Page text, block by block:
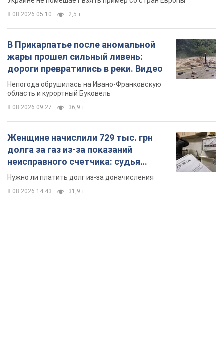
8.08.2026 05:10 2,5 т.
В Прикарпатье после аномальной
жары прошел сильный ливень:
дороги превратились в реки. Видео
Непогода обрушилась на Ивано-Франковскую
область и курортный Буковель
8.08.2026 09:27 36,9 т.
Женщине начислили 729 тыс. грн
долга за газ из-за показаний
неисправного счетчика: судья
вынес неожиданное решение
Нужно ли платить долг из-за доначисления
8.08.2026 14:43 31,9 т.